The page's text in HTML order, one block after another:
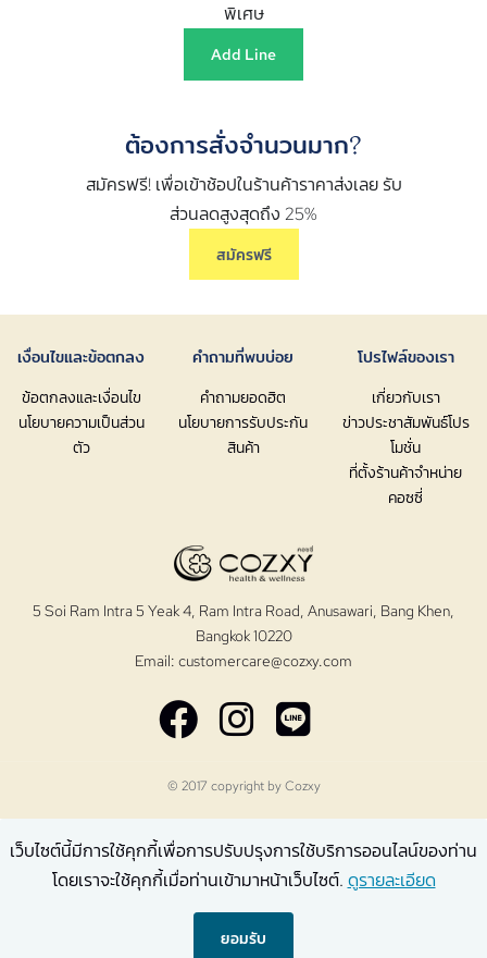
พิเศษ
Add Line
ต้องการสั่งจำนวนมาก?
สมัครฟรี! เพื่อเข้าช้อปในร้านค้าราคาส่งเลย รับ
ส่วนลดสูงสุดถึง 25%
สมัครฟรี
เงื่อนไขและข้อตกลง
ข้อตกลงและเงื่อนไข
นโยบายความเป็นส่วน
ตัว
คำถามที่พบบ่อย
คำถามยอดฮิต
นโยบายการรับประกัน
สินค้า
โปรไฟล์ของเรา
เกี่ยวกับเรา
ข่าวประชาสัมพันธ์โปร
โมชั่น
ที่ตั้งร้านค้าจำหน่าย
คอซซี่
5 Soi Ram Intra 5 Yeak 4, Ram Intra Road, Anusawari, Bang Khen,
Bangkok 10220
Email: customercare@cozxy.com
© 2017 copyright byCozxy
เว็บไซต์นี้มีการใช้คุกกี้เพื่อการปรับปรุงการใช้บริการออนไลน์ของท่าน
โดยเราจะใช้คุกกี้เมื่อท่านเข้ามาหน้าเว็บไซต์. ดูรายละเอียด
ยอมรับ